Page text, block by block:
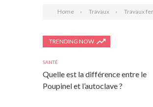
Home Travaux Travaux
TRENDING NOW
SANTÉ
Quelle est la différence entre le
Poupinel et l’autoclave ?